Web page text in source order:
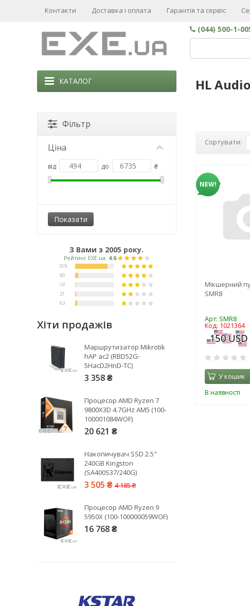
Контакти Доставка і оплата Гарантія та сервіс
(044) 500-1-
КАТАЛОГ HL Audio
Сортувати:
NEW!
Мікшерний
SMR8
Арт: SMR8
Код: 1021364
У кошик
В наявності
Фільтр
Ціна
від до ₴
З Вами з 2005 року.
Рейтинг EXE.ua:4.6
974
90
19
63
Хіти продажів
Маршрутизатор Mikrotik
hAP ac2 (RBD52G-
5HacD2HnD-TC)
3 358 ₴
Процесор AMD Ryzen 7
9800X3D 4.7GHz AM5 (100-
100001084WOF)
20 621 ₴
Накопичувач SSD 2.5"
240GB Kingston
(SA400S37/240G)
3 505 ₴ 4 185 ₴
Процесор AMD Ryzen 9
5950X (100-100000059WOF)
16 768 ₴